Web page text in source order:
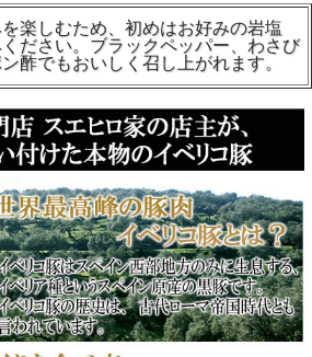
楽しむため、初めはお好みの岩塩
ください。ブラックペッパー、わさび
酢でもおいしく召し上がれます。